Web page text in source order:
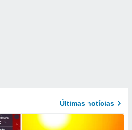
Últimas notícias